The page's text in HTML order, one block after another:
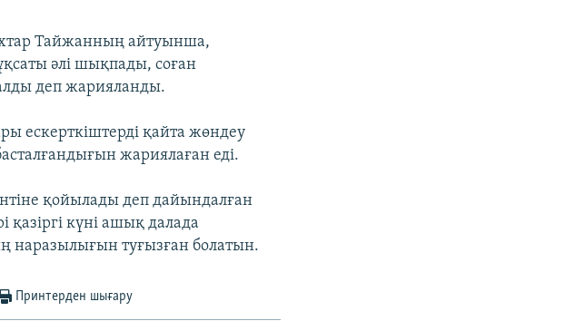
Тайжанның айтуынша,
әлі шықпады, соған
деп жарияланды.
ескерткіштерді қайта жөндеу
жариялаған еді.
қойылады деп дайындалған
күні ашық далада
наразылығын туғызған болатын.
Принтерден шығару